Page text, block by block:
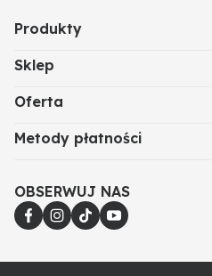
Produkty
Sklep
Oferta
Metody płatności
OBSERWUJ NAS